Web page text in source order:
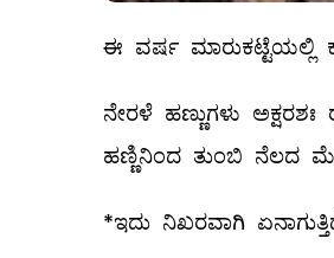
ಈ ವರ್ಷ ಮಾರುಕಟ್ಟೆಯಲ್ಲಿ
ನೇರಳೆ ಹಣ್ಣುಗಳು
ಹಣ್ಣಿನಿಂದ ತುಂಬಿ ನೆಲದ
*ಇದು ನಿಖರವಾಗಿ